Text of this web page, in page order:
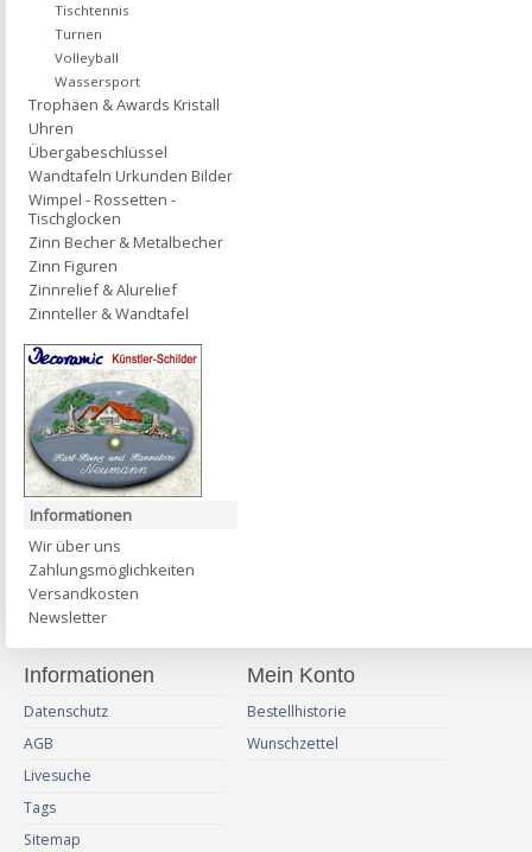
Tischtennis
Turnen
Volleyball
Wassersport
Trophäen & Awards Kristall
Uhren
Übergabeschlüssel
Wandtafeln Urkunden Bilder
Wimpel - Rossetten -
Tischglocken
Zinn Becher & Metalbecher
Zinn Figuren
Zinnrelief & Alurelief
Zinnteller & Wandtafel
Informationen
Wir über uns
Zahlungsmöglichkeiten
Versandkosten
Newsletter
Informationen
Datenschutz
AGB
Livesuche
Tags
Sitemap
Mein Konto
Bestellhistorie
Wunschzettel